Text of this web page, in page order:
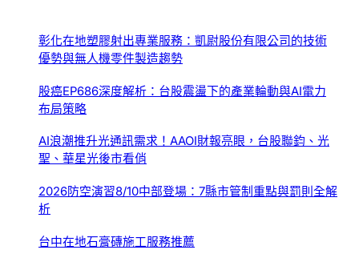
彰化在地塑膠射出專業服務：凱尉股份有限公司的技術
優勢與無人機零件製造趨勢
股癌EP686深度解析：台股震盪下的產業輪動與AI電力
布局策略
AI浪潮推升光通訊需求！AAOI財報亮眼，台股聯鈞、光
聖、華星光後市看俏
2026防空演習8/10中部登場：7縣市管制重點與罰則全解
析
台中在地石膏磚施工服務推薦